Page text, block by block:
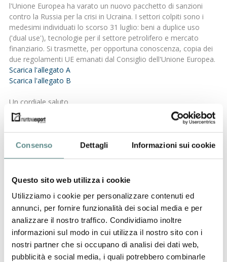
Consenso Dettagli Informazioni sui cookie
Questo sito web utilizza i cookie
Utilizziamo i cookie per personalizzare contenuti ed
annunci, per fornire funzionalità dei social media e per
analizzare il nostro traffico. Condividiamo inoltre
informazioni sul modo in cui utilizza il nostro sito con i
nostri partner che si occupano di analisi dei dati web,
pubblicità e social media, i quali potrebbero combinarle
l'Unione Europea ha varato un nuovo pacchetto di sanzioni
contro la Russia per la crisi in Ucraina. I settori colpiti sono i
medesimi individuati lo scorso 31 luglio: beni a duplice uso
('dual use'), tecnologie per il settore petrolifero e mercato
finanziario. Si trasmette, per opportuna conoscenza, copia dei
due regolamenti UE emanati dal Consiglio dell'Unione Europea.
Scarica l'allegato A
Scarica l'allegato B
Un cordiale saluto
A. Dotti
(Direttore)
06/08/2026